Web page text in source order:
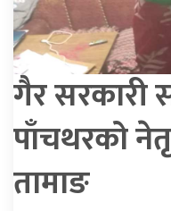
गैर सरकारी
पाँचथरको
तामाङ